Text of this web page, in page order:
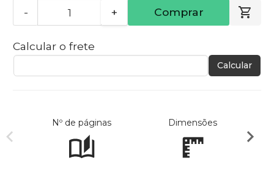
- + Comprar
Calcular o frete
Calcular
Nº de páginas Dimensões